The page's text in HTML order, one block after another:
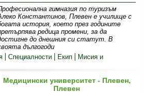
гимназия по туризъм
Константинов, Плевен е училище с
история, което през годините
редица промени, за да
до днешния си статут. В
дългогоди
Специалности Екип
Мисия и
Медицински университет - Плевен,
Плевен